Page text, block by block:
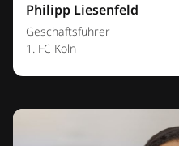
Philipp Liesenfeld
Geschäftsführer
1. FC Köln